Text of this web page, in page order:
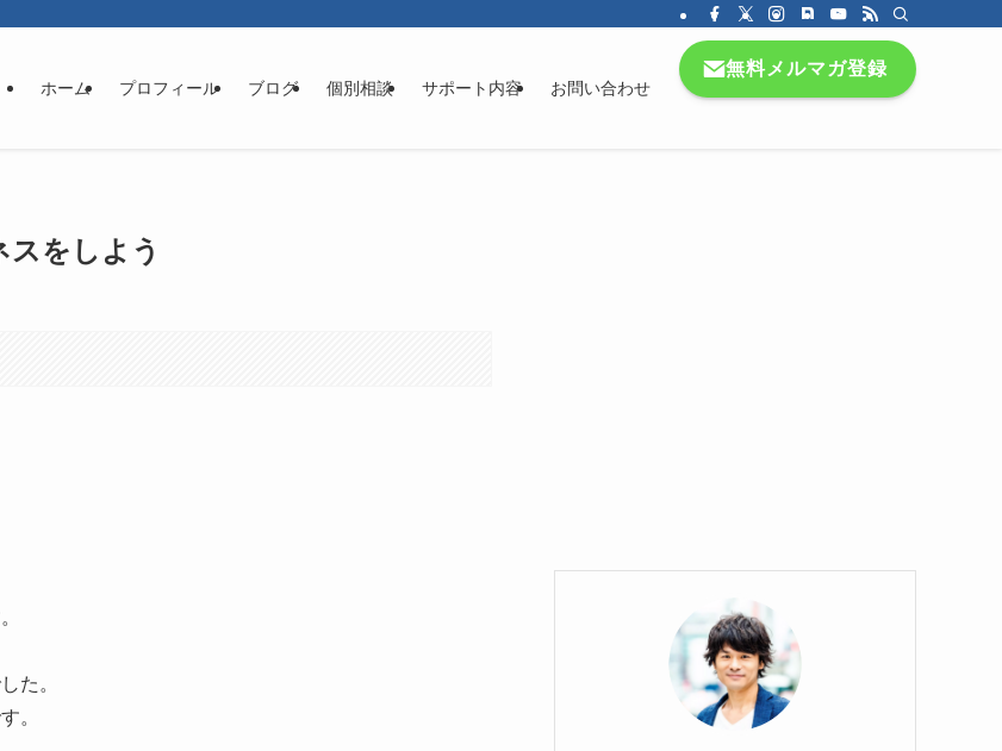
ホーム プロフィール ブログ 個別相談 サポート内容 お問い合わせ
無料メルマガ登録
スをしよう
た。
。